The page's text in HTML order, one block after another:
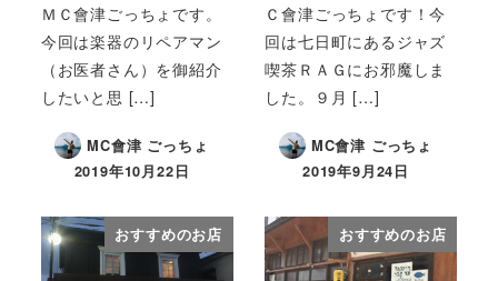
ＭＣ會津ごっちょです。
今回は楽器のリペアマン
（お医者さん）を御紹介
したいと思 […]
MC會津 ごっちょ
2019年10月22日
Ｃ會津ごっちょです！今
回は七日町にあるジャズ
喫茶ＲＡＧにお邪魔しま
した。９月 […]
MC會津 ごっちょ
2019年9月24日
おすすめのお店 おすすめのお店